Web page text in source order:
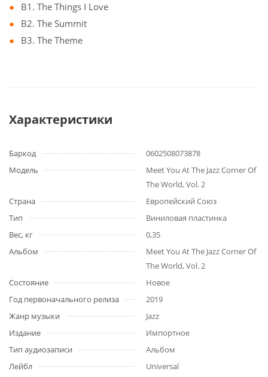
B1. The Things I Love
B2. The Summit
B3. The Theme
Характеристики
Баркод
0602508073878
Модель
Meet You At The Jazz Corner Of
The World, Vol. 2
Страна
Европейский Союз
Тип
Виниловая пластинка
Вес, кг
0,35
Альбом
Meet You At The Jazz Corner Of
The World, Vol. 2
Состояние
Новое
Год первоначального релиза
2019
Жанр музыки
Jazz
Издание
Импортное
Тип аудиозаписи
Альбом
Лейбл
Universal